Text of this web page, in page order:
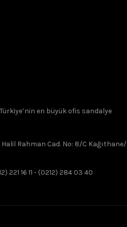
en büyük ofis sandalye
Halil Rahman Cad. No: 8/C Kağıthane/
221 16 11 - (0212) 284 03 40